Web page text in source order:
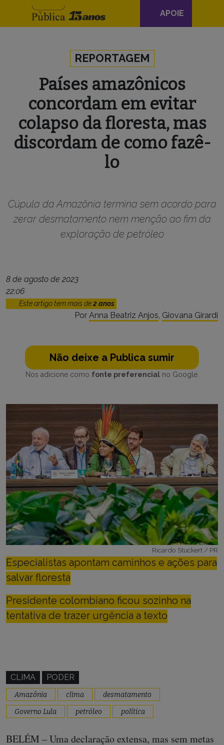
Navegação
principal
APOIE
REPORTAGEM
Países amazônicos
concordam em evitar
colapso da floresta, mas
discordam de como fazê-
lo
Cúpula da Amazônia termina sem acordo para
zerar desmatamento nem menção ao fim da
exploração de petróleo
8 de agosto de 2023
22:06
Este artigo tem mais de2 anos
Por Anna Beatriz Anjos, Giovana Girardi
Não deixe a Publica sumir
Nos adicione como fonte preferencialno Google.
Ricardo Stuckert / PR
Especialistas apontam caminhos e ações para
salvar floresta
Presidente colombiano ficou sozinho na
tentativa de trazer urgência a texto
CLIMA PODER
Amazônia clima
desmatamento
Governo Lula
petróleo política
BELÉM – Uma declaração extensa, mas sem metas